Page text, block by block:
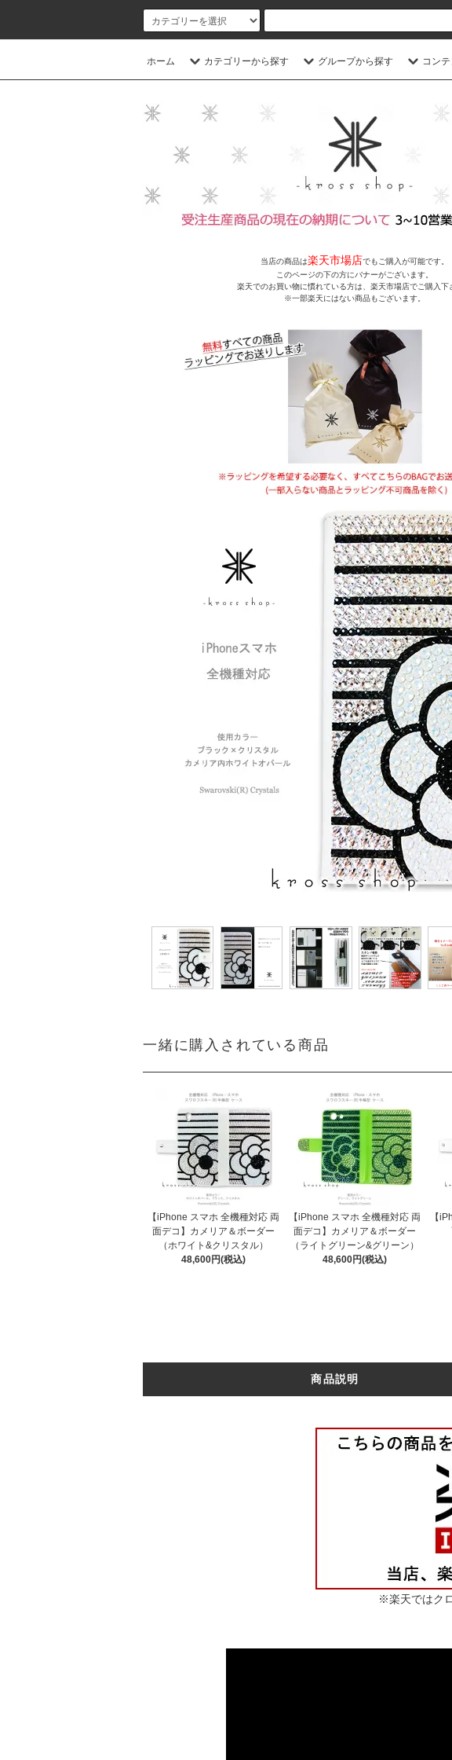
ホーム カテゴリーから探す グループから探す コン
当店の商品は楽天市場店でもご購入が可能です。
このページの下の方にバナーがございます。
楽天でのお買い物に慣れている方は、楽天市場店でご購入下
※一部楽天にはない商品もございます。
一緒に購入されている商品
【iPhone スマホ 全機種対応 両
面デコ】カメリア＆ボーダー
（ホワイト&クリスタル）
48,600円(税込)
【iPhone スマホ 全機種対応 両
面デコ】カメリア＆ボーダー
（ライトグリーン&グリーン）
48,600円(税込)
【
商品説明
※楽天ではク